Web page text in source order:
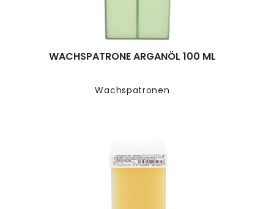
Wachspatronen
WACHSPATRONE ARGANÖL 100 ML